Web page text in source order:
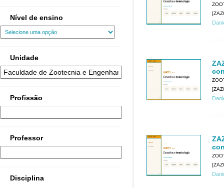
Nível de ensino
Unidade
Profissão
Professor
Disciplina